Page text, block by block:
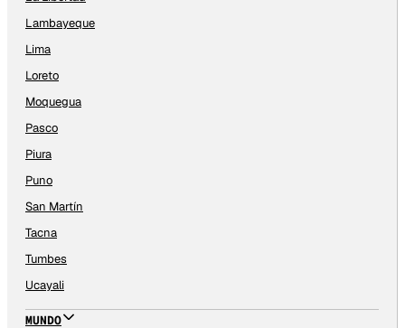
Lambayeque
Lima
Loreto
Moquegua
Pasco
Piura
Puno
San Martín
Tacna
Tumbes
Ucayali
MUNDO